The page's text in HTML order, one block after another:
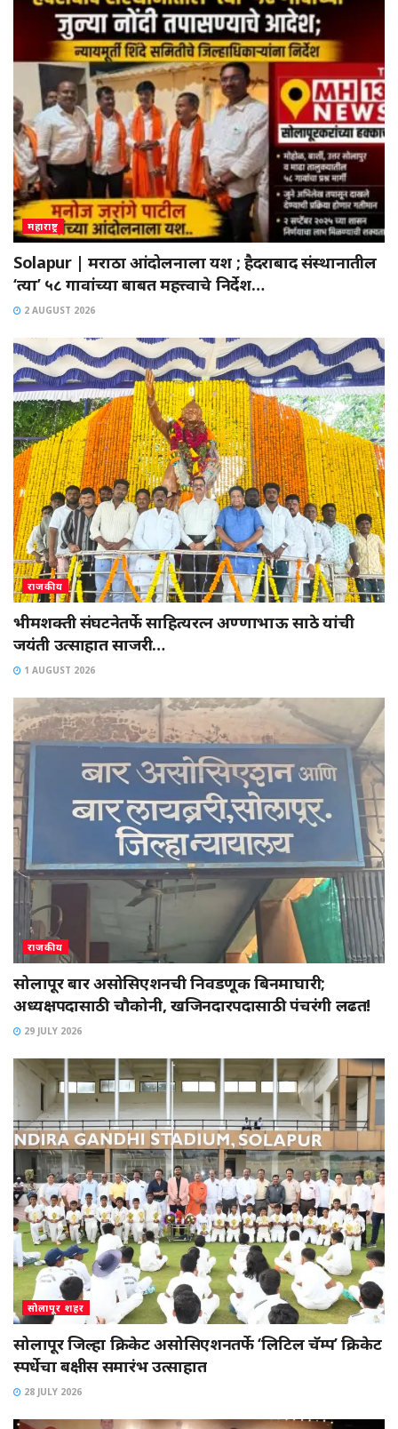
महाराष्ट्र
Solapur | मराठा आंदोलनाला यश ; हैदराबाद संस्थानातील
‘त्या’ ५८ गावांच्या बाबत महत्त्वाचे निर्देश…
2 AUGUST 2026
राजकीय
भीमशक्ती संघटनेतर्फे साहित्यरत्न अण्णाभाऊ साठे यांची
जयंती उत्साहात साजरी…
1 AUGUST 2026
राजकीय
सोलापूर बार असोसिएशनची निवडणूक बिनमाघारी;
अध्यक्षपदासाठी चौकोनी, खजिनदारपदासाठी पंचरंगी लढत!
29 JULY 2026
सोलापूर शहर
सोलापूर जिल्हा क्रिकेट असोसिएशनतर्फे ‘लिटिल चॅम्प’ क्रिकेट
स्पर्धेचा बक्षीस समारंभ उत्साहात
28 JULY 2026